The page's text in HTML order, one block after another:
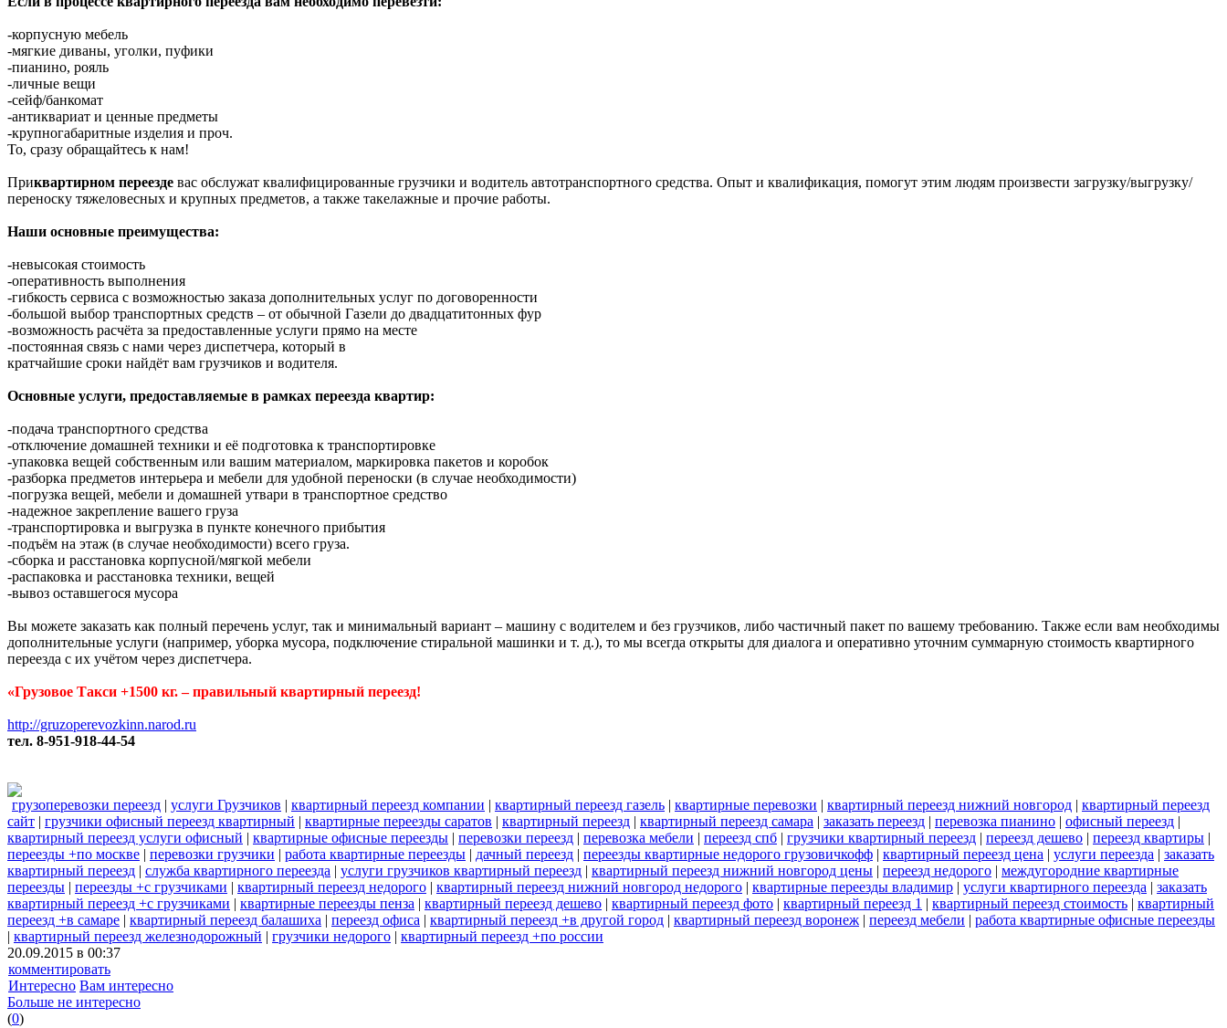
-корпусную мебель
-мягкие диваны, уголки, пуфики
-пианино, рояль
-личные вещи
-сейф/банкомат
-антиквариат и ценные предметы
-крупногабаритные изделия и проч.
То, сразу обращайтесь к нам!
Приквартирном переезде вас обслужат квалифицированные грузчики и водитель автотранспортного средства. Опыт и квалификация, помогут этим людям произвести загрузку/выгрузку/
переноску тяжеловесных и крупных предметов, а также такелажные и прочие работы.
Наши основные преимущества:
-невысокая стоимость
-оперативность выполнения
-гибкость сервиса с возможностью заказа дополнительных услуг по договоренности
-большой выбор транспортных средств – от обычной Газели до двадцатитонных фур
-возможность расчёта за предоставленные услуги прямо на месте
-постоянная связь с нами через диспетчера, который в
кратчайшие сроки найдёт вам грузчиков и водителя.
Основные услуги, предоставляемые в рамках переезда квартир:
-подача транспортного средства
-отключение домашней техники и её подготовка к транспортировке
-упаковка вещей собственным или вашим материалом, маркировка пакетов и коробок
-разборка предметов интерьера и мебели для удобной переноски (в случае необходимости)
-погрузка вещей, мебели и домашней утвари в транспортное средство
-надежное закрепление вашего груза
-транспортировка и выгрузка в пункте конечного прибытия
-подъём на этаж (в случае необходимости) всего груза.
-сборка и расстановка корпусной/мягкой мебели
-распаковка и расстановка техники, вещей
-вывоз оставшегося мусора
Вы можете заказать как полный перечень услуг, так и минимальный вариант – машину с водителем и без грузчиков, либо частичный пакет по вашему требованию. Также если вам необходимы
дополнительные услуги (например, уборка мусора, подключение стиральной машинки и т. д.), то мы всегда открыты для диалога и оперативно уточним суммарную стоимость квартирного
переезда с их учётом через диспетчера.
«Грузовое Такси +1500 кг. – правильный квартирный переезд!
http://gruzoperevozkinn.narod.ru
тел. 8-951-918-44-54
грузоперевозки переезд | услуги Грузчиков | квартирный переезд компании | квартирный переезд газель | квартирные перевозки | квартирный переезд нижний новгород | квартирный переезд
сайт | грузчики офисный переезд квартирный | квартирные переезды саратов | квартирный переезд | квартирный переезд самара | заказать переезд | перевозка пианино | офисный переезд |
квартирный переезд услуги офисный | квартирные офисные переезды | перевозки переезд | перевозка мебели | переезд спб | грузчики квартирный переезд | переезд дешево | переезд квартиры |
переезды +по москве | перевозки грузчики | работа квартирные переезды | дачный переезд | переезды квартирные недорого грузовичкофф | квартирный переезд цена | услуги переезда | заказать
квартирный переезд | служба квартирного переезда | услуги грузчиков квартирный переезд | квартирный переезд нижний новгород цены | переезд недорого | междугородние квартирные
переезды | переезды +с грузчиками | квартирный переезд недорого | квартирный переезд нижний новгород недорого | квартирные переезды владимир | услуги квартирного переезда | заказать
квартирный переезд +с грузчиками | квартирные переезды пенза | квартирный переезд дешево | квартирный переезд фото | квартирный переезд 1 | квартирный переезд стоимость | квартирный
переезд +в самаре | квартирный переезд балашиха | переезд офиса | квартирный переезд +в другой город | квартирный переезд воронеж | переезд мебели | работа квартирные офисные переезды
| квартирный переезд железнодорожный | грузчики недорого | квартирный переезд +по россии
20.09.2015 в 00:37
комментировать
Интересно Вам интересно
Больше не интересно
(0)